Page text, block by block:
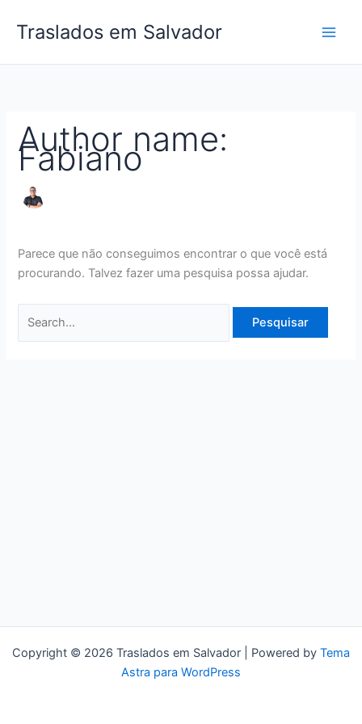
para
conteúdo
Traslados em Salvador
Author name:
Fabiano
Parece que não conseguimos encontrar o que você está
procurando. Talvez fazer uma pesquisa possa ajudar.
por:
Copyright © 2026 Traslados em Salvador | Powered by Tema
Astra para WordPress